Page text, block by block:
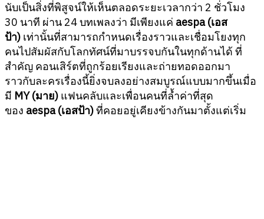
นับเป็นสิ่งที่พิสูจน์ให้เห็นตลอดระยะเวลากว่า 2 ชั่วโมง
30 นาที ผ่าน 24 บทเพลงว่า มีเพียงแค่ aespa (เอส
ป้า) เท่านั้นที่สามารถกำหนดเรื่องราวและเชื่อมโยงทุก
คนไปสัมผัสกับโลกทัศน์ที่มาบรรจบกันในทุกด้านได้ ที่
สำคัญ คอนเสิร์ตที่ถูกร้อยเรียงและถ่ายทอดออกมา
ราวกับละครเรื่องนี้ยิ่งจบลงอย่างสมบูรณ์แบบมากขึ้นเมื่อ
มี MY (มาย) แฟนคลับและเพื่อนคนที่ล้ำค่าที่สุด
ของ aespa (เอสป้า)ที่คอยอยู่เคียงข้างกันมาตั้งแต่เริ่ม